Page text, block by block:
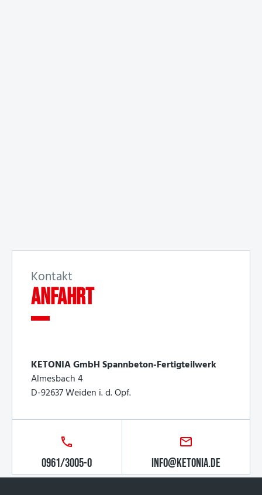
Kontakt
Anfahrt
KETONIA GmbH Spannbeton-Fertigteilwerk
Almesbach 4
D-92637 Weiden i. d. Opf.
0961/3005-0 INFO@KETONIA.DE